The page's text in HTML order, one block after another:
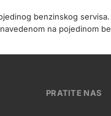
benzinskog
na pojedinom
PRATITE NAS